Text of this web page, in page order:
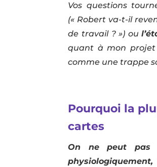
Vos questions
(« Robert va-t-il
de travail ? ») ou
quant à mon projet
comme une trappe
Pourquoi la
cartes
On ne peut pas